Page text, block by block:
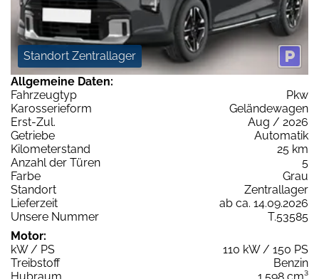
Standort Zentrallager
Allgemeine Daten:
Fahrzeugtyp
Pkw
Karosserieform
Geländewagen
Erst-Zul.
Aug / 2026
Getriebe
Automatik
Kilometerstand
25 km
Anzahl der Türen
5
Farbe
Grau
Standort
Zentrallager
Lieferzeit
ab ca. 14.09.2026
Unsere Nummer
T.53585
Motor:
kW / PS
110 kW / 150 PS
Treibstoff
Benzin